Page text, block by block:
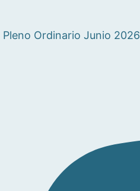
Pleno Ordinario Junio 2026